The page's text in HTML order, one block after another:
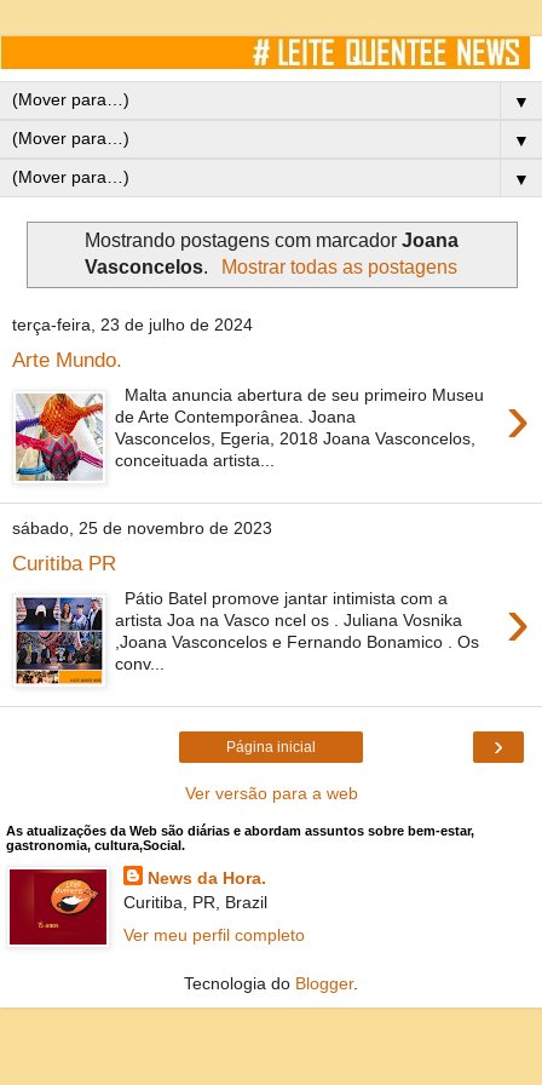
▼
▼
▼
Mostrando postagens com marcador Joana
Vasconcelos. Mostrar todas as postagens
terça-feira, 23 de julho de 2024
Arte Mundo.
›
Malta anuncia abertura de seu primeiro Museu
de Arte Contemporânea. Joana
Vasconcelos, Egeria, 2018 Joana Vasconcelos,
conceituada artista...
sábado, 25 de novembro de 2023
Curitiba PR
›
Pátio Batel promove jantar intimista com a
artista Joa na Vasco ncel os . Juliana Vosnika
,Joana Vasconcelos e Fernando Bonamico . Os
conv...
›
Página inicial
Ver versão para a web
As atualizações da Web são diárias e abordam assuntos sobre bem-estar,
gastronomia, cultura,Social.
News da Hora.
Curitiba, PR, Brazil
Ver meu perfil completo
Tecnologia do Blogger.